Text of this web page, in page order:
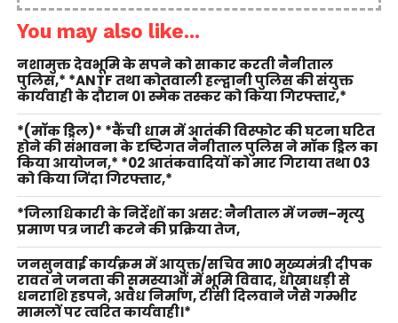
You may also like...
नशामुक्त देवभूमि के सपने को साकार करती नैनीताल
पुलिस,* *ANTF तथा कोतवाली हल्द्वानी पुलिस की संयुक्त
कार्यवाही के दौरान 01 स्मैक तस्कर को किया गिरफ्तार,*
*(मॉक ड्रिल)* *कैंची धाम में आतंकी विस्फोट की घटना घटित
होने की संभावना के दृष्टिगत नैनीताल पुलिस ने मॉक ड्रिल का
किया आयोजन,* *02 आतंकवादियों को मार गिराया तथा 03
को किया जिंदा गिरफ्तार,*
*जिलाधिकारी के निर्देशों का असर: नैनीताल में जन्म–मृत्यु
प्रमाण पत्र जारी करने की प्रक्रिया तेज,
जनसुनवाई कार्यक्रम में आयुक्त/सचिव मा0 मुख्यमंत्री दीपक
रावत ने जनता की समस्याओं में भूमि विवाद, धोखाधड़ी से
धनराशि हडपने, अवैध निर्माण, टीसी दिलवाने जैसे गम्भीर
मामलों पर त्वरित कार्यवाही।*